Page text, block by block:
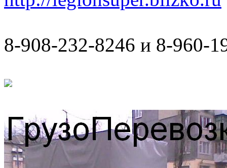
8-908-232-8246 и 8-960-